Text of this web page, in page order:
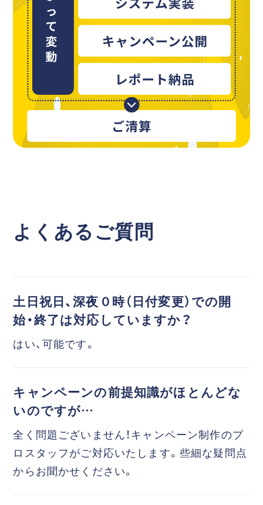
よくあるご質問
土日祝日、深夜０時（日付変更）での開
始・終了は対応していますか？
はい、可能です。
キャンペーンの前提知識がほとんどな
いのですが…
全く問題ございません！キャンペーン制作のプ
ロスタッフがご対応いたします。些細な疑問点
からお聞かせください。